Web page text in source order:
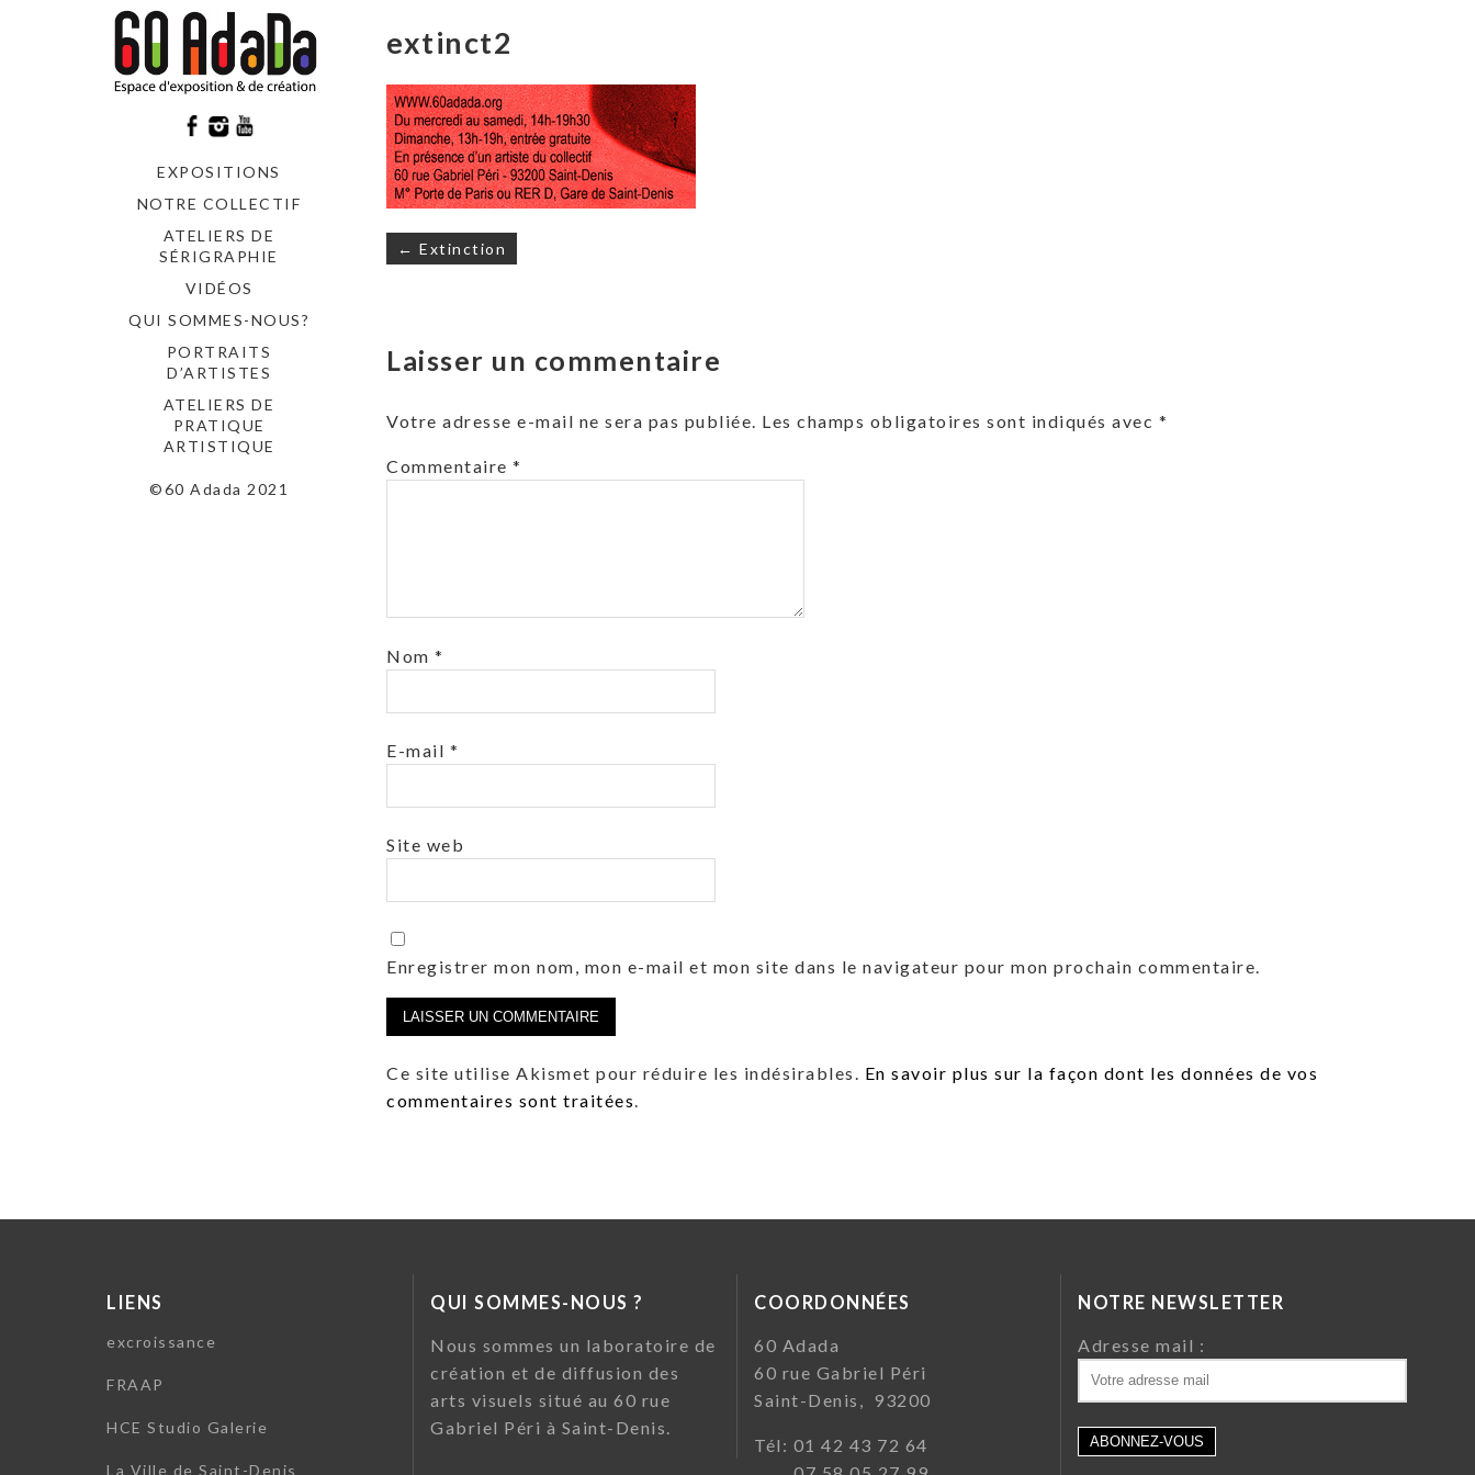
EXPOSITIONS
NOTRE COLLECTIF
ATELIERS DE
SÉRIGRAPHIE
VIDÉOS
QUI SOMMES-NOUS?
PORTRAITS
D’ARTISTES
ATELIERS DE
PRATIQUE
ARTISTIQUE
©60 Adada 2021
extinct2
Navigation
de
← Extinction
Laisser un commentaire
Votre adresse e-mail ne sera pas publiée. Les champs obligatoires sont indiqués avec *
Commentaire *
Nom *
E-mail *
Site web
Enregistrer mon nom, mon e-mail et mon site dans le navigateur pour mon prochain commentaire.
Ce site utilise Akismet pour réduire les indésirables. En savoir plus sur la façon dont les données de vos
commentaires sont traitées.
LIENS
excroissance
FRAAP
HCE Studio Galerie
La Ville de Saint-Denis
QUI SOMMES-NOUS ?
Nous sommes un laboratoire de
création et de diffusion des
arts visuels situé au 60 rue
Gabriel Péri à Saint-Denis.
COORDONNÉES
60 Adada
60 rue Gabriel Péri
Saint-Denis, 93200
Tél: 01 42 43 72 64
NOTRE NEWSLETTER
Adresse mail :